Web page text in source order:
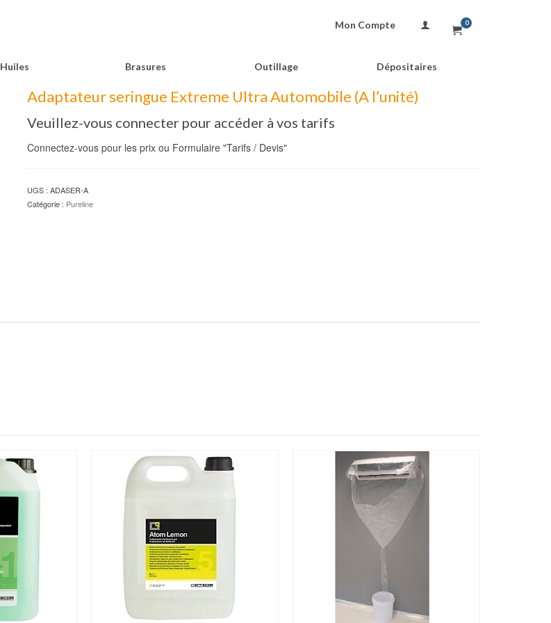
Mon Compte 0
Huiles Brasures Outillage Dépositaires
Adaptateur seringue Extreme Ultra Automobile (A l’unité)
Veuillez-vous connecter pour accéder à vos tarifs
Connectez-vous pour les prix ou Formulaire "Tarifs / Devis"
UGS : ADASER-A
Catégorie : Pureline